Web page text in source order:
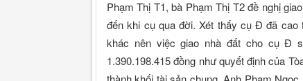
Phạm Thị T1, bà Phạm Thị T2 đề nghị
đến khi cụ qua đời. Xét thấy cụ Đ đã
khác nên việc giao nhà đất cho cụ Đ
1.390.198.415 đồng như quyết định của